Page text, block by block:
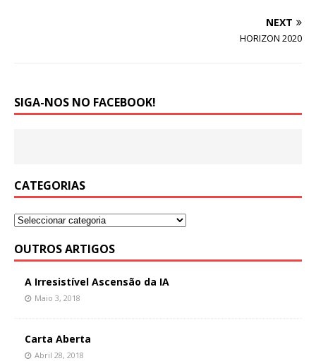
NEXT
HORIZON 2020
SIGA-NOS NO FACEBOOK!
CATEGORIAS
OUTROS ARTIGOS
A Irresistível Ascensão da IA
Maio 3, 2018
Carta Aberta
Abril 28, 2018